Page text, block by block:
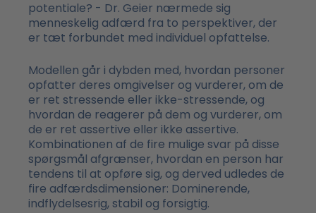
potentiale? - Dr. Geier nærmede sig
menneskelig adfærd fra to perspektiver, der
er tæt forbundet med individuel opfattelse.
Modellen går i dybden med, hvordan personer
opfatter deres omgivelser og vurderer, om de
er ret stressende eller ikke-stressende, og
hvordan de reagerer på dem og vurderer, om
de er ret assertive eller ikke assertive.
Kombinationen af de fire mulige svar på disse
spørgsmål afgrænser, hvordan en person har
tendens til at opføre sig, og derved udledes de
fire adfærdsdimensioner: Dominerende,
indflydelsesrig, stabil og forsigtig.